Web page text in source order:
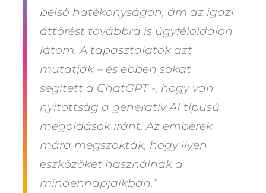
belső hatékonyságon, ám az igazi
áttörést továbbra is ügyféloldalon
látom. A tapasztalatok azt
mutatják – és ebben sokat
segített a ChatGPT -, hogy van
nyitottság a generatív AI típusú
megoldások iránt. Az emberek
mára megszokták, hogy ilyen
eszközöket használnak a
mindennapjaikban.”